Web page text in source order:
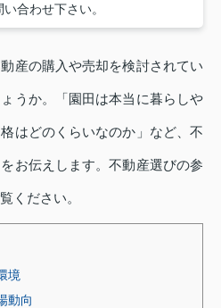
合わせ下さい。
産の購入や売却を検討されてい
うか。「園田は本当に暮らしや
はどのくらいなのか」など、不
お伝えします。不動産選びの参
ください。
境
動向